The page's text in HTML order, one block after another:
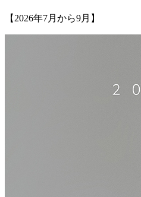
【2026年7月から9月】